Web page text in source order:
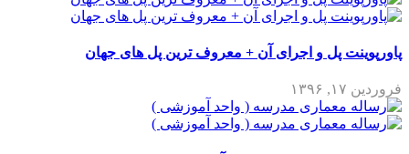
پاورپوینت پل و اجرای آن + معروف ترین پل های جهان
فروردین ۱۷, ۱۳۹۶